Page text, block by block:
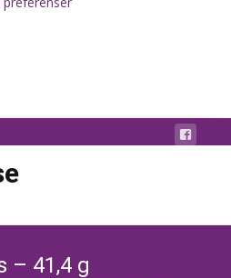
– 41,4 g